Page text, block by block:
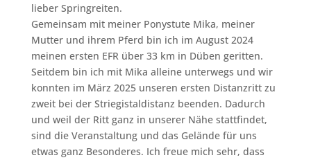
lieber Springreiten.
Gemeinsam mit meiner Ponystute Mika, meiner
Mutter und ihrem Pferd bin ich im August 2024
meinen ersten EFR über 33 km in Düben geritten.
Seitdem bin ich mit Mika alleine unterwegs und wir
konnten im März 2025 unseren ersten Distanzritt zu
zweit bei der Striegistaldistanz beenden. Dadurch
und weil der Ritt ganz in unserer Nähe stattfindet,
sind die Veranstaltung und das Gelände für uns
etwas ganz Besonderes. Ich freue mich sehr, dass